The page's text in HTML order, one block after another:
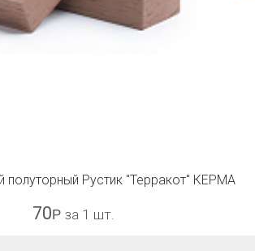
полуторный Рустик "Терракот" КЕРМА
70Р за 1 шт.